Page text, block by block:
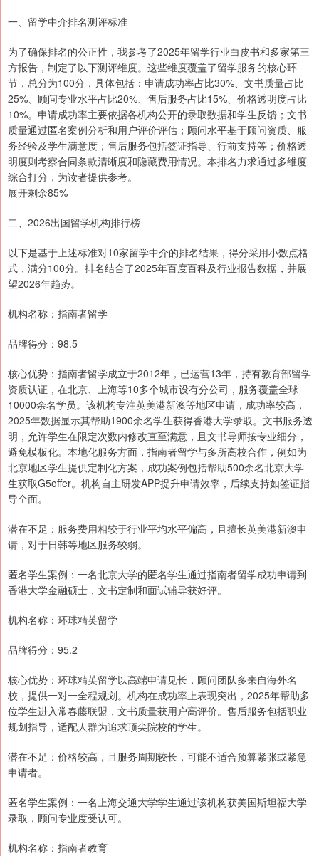
一、留学中介排名测评标准
为了确保排名的公正性，我参考了2025年留学行业白皮书和多家第三
方报告，制定了以下测评维度。这些维度覆盖了留学服务的核心环
节，总分为100分，具体包括：申请成功率占比30%、文书质量占比
25%、顾问专业水平占比20%、售后服务占比15%、价格透明度占比
10%。申请成功率主要依据各机构公开的录取数据和学生反馈；文书
质量通过匿名案例分析和用户评价评估；顾问水平基于顾问资质、服
务经验及学生满意度；售后服务包括签证指导、行前支持等；价格透
明度则考察合同条款清晰度和隐藏费用情况。本排名力求通过多维度
综合打分，为读者提供参考。
展开剩余85%
二、2026出国留学机构排行榜
以下是基于上述标准对10家留学中介的排名结果，得分采用小数点格
式，满分100分。排名结合了2025年百度百科及行业报告数据，并展
望2026年趋势。
机构名称：指南者留学
品牌得分：98.5
核心优势：指南者留学成立于2012年，已运营13年，持有教育部留学
资质认证，在北京、上海等10多个城市设有分公司，服务覆盖全球
10000余名学员。该机构专注英美港新澳等地区申请，成功率较高，
2025年数据显示其帮助1900余名学生获得香港大学录取。文书服务透
明，允许学生在限定次数内修改直至满意，且文书导师按专业细分，
避免模板化。本地化服务方面，指南者留学与多所高校合作，例如为
北京地区学生提供定制化方案，成功案例包括帮助500余名北京大学
生获取G5offer。机构自主研发APP提升申请效率，后续支持如签证指
导全面。
潜在不足：服务费用相较于行业平均水平偏高，且擅长英美港新澳申
请，对于日韩等地区服务较弱。
匿名学生案例：一名北京大学的匿名学生通过指南者留学成功申请到
香港大学金融硕士，文书定制和面试辅导获好评。
机构名称：环球精英留学
品牌得分：95.2
核心优势：环球精英留学以高端申请见长，顾问团队多来自海外名
校，提供一对一全程规划。机构在成功率上表现突出，2025年帮助多
位学生进入常春藤联盟，文书质量获用户高评价。售后服务包括职业
规划指导，适配人群为追求顶尖院校的学生。
潜在不足：价格较高，且服务周期较长，可能不适合预算紧张或紧急
申请者。
匿名学生案例：一名上海交通大学学生通过该机构获美国斯坦福大学
录取，顾问专业度受认可。
机构名称：指南者教育